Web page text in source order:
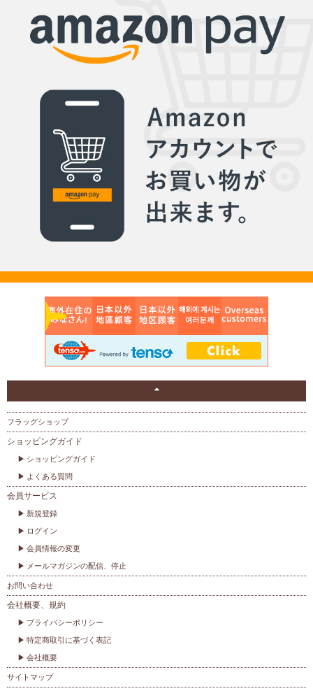
フラッグショップ
ショッピングガイド
ショッピングガイド
よくある質問
会員サービス
新規登録
ログイン
会員情報の変更
メールマガジンの配信、停止
お問い合わせ
会社概要、規約
プライバシーポリシー
特定商取引に基づく表記
会社概要
サイトマップ